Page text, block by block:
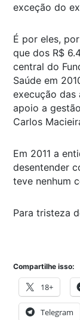
exceção do
É por eles,
que dos R$
central do
Saúde em
execução das
apoio a
Carlos
Em 2011 a
desentender
teve nenhum
Para tristeza
Compartilhe isso:
18+
Telegram